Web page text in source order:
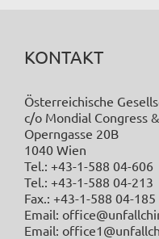
KONTAKT
Österreichische
c/o Mondial Congress
Operngasse 20B
1040 Wien
Tel.: +43-1-588 04-606
Tel.: +43-1-588 04-213
Fax.: +43-1-588 04-185
Email:
Email: